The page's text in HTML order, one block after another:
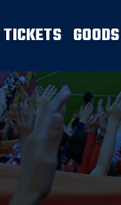
TICKETS GOODS